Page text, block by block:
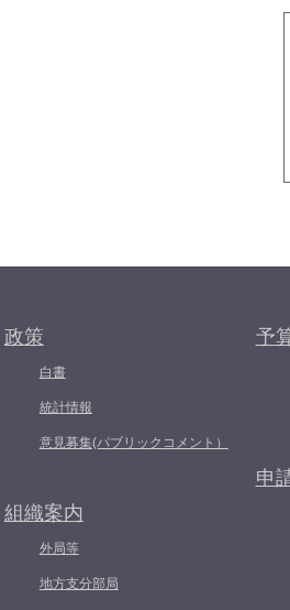
政策
白書
統計情報
意見募集(パブリックコメント）
組織案内
外局等
地方支分部局
予
申